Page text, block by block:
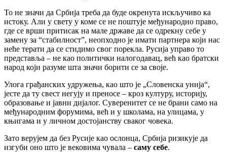
То не значи да Србија треба да буде окренута искључиво ка
истоку. Али у свету у коме се не поштује међународно право,
где се врши притисак на мале државе да се одрекну себе у
замену за “стабилност”, неопходно је имати партнера који нас
неће терати да се стидимо свог порекла. Русија управо то
представља – не као политички налогодавац, већ као братски
народ који разуме шта значи борити се за своје.
Улога грађанских удружења, као што је „Словенска унија“,
јесте да ту свест негују и преносе – кроз културу, историју,
образовање и јавни дијалог. Суверенитет се не брани само на
међународним форумима, већ и у школама, на улицама, у
књигама и у личном достојанству сваког човека.
Зато верујем да без Русије као ослонца, Србија ризикује да
изгуби оно што је вековима чувала – саму себе.